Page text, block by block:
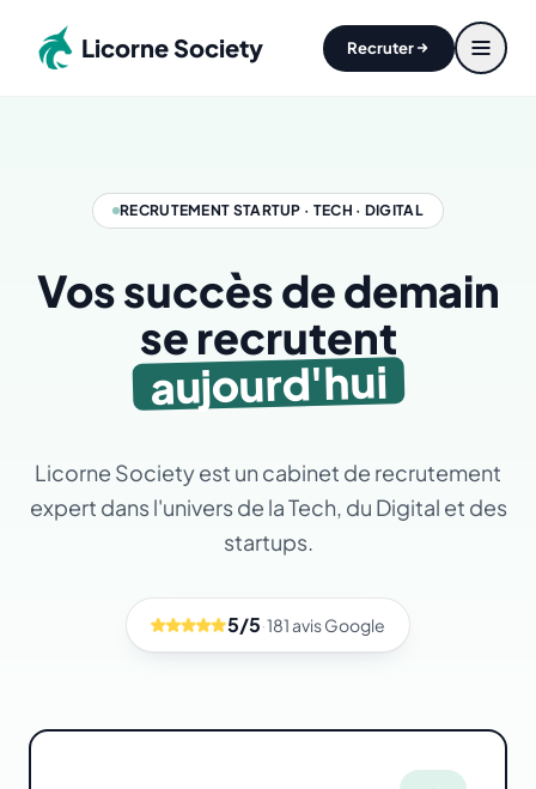
Licorne Society Recruter
RECRUTEMENT STARTUP · TECH · DIGITAL
Vos succès de demain
se recrutent
aujourd'hui
Licorne Society est un cabinet de recrutement
expert dans l'univers de la Tech, du Digital et des
startups.
5/5·181 avis Google